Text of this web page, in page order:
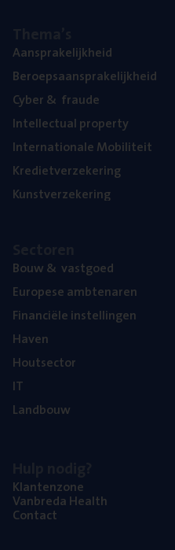
Aan­spra­ke­lijk­heid
Beroeps­aan­spra­ke­lijk­heid
Cyber& fraude
Intel­lec­tu­al property
Inter­na­ti­o­na­le Mobiliteit
Kre­diet­ver­ze­ke­ring
Kunst­ver­ze­ke­ring
Bouw& vastgoed
Euro­pe­se ambtenaren
Finan­ci­ë­le instellingen
Haven
Hout­sec­tor
IT
Land­bouw
Klan­ten­zo­ne
Van­b­re­da Health
Con­tact